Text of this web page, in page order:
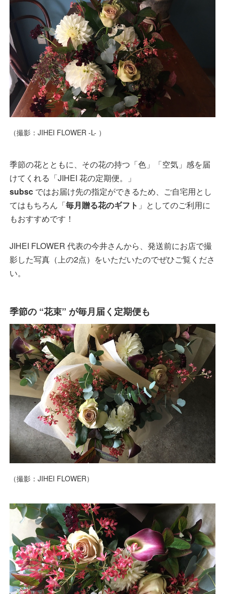
（撮影：JIHEI FLOWER -L- ）
季節の花とともに、その花の持つ「色」「空気」感を届
けてくれる「JIHEI 花の定期便。」
subsc ではお届け先の指定ができるため、ご自宅用とし
てはもちろん「毎月贈る花のギフト 」としてのご利用に
もおすすめです！
JIHEI FLOWER 代表の今井さんから、発送前にお店で撮
影した写真（上の2点）をいただいたのでぜひご覧くださ
い。
季節の “花束” が毎月届く定期便も
（撮影：JIHEI FLOWER）